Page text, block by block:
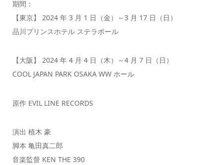
期間：
【東京】 2024 年 3 月 1 日（金）～3 月 17 日（日）
品川プリンスホテル ステラボール
【大阪】 2024 年 4 月 4 日（木）～4 月 7 日（日）
COOL JAPAN PARK OSAKA WW ホール
原作 EVIL LINE RECORDS
演出 植木 豪
脚本 亀田真二郎
音楽監督 KEN THE 390